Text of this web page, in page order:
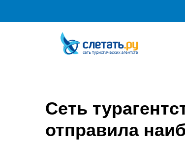
Туристам
Сеть
отправила